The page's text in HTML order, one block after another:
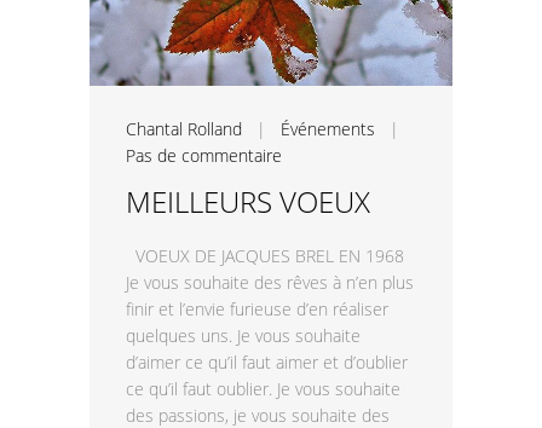
Chantal Rolland | Événements |
Pas de commentaire
MEILLEURS VOEUX
VOEUX DE JACQUES BREL EN 1968
Je vous souhaite des rêves à n’en plus
finir et l’envie furieuse d’en réaliser
quelques uns. Je vous souhaite
d’aimer ce qu’il faut aimer et d’oublier
ce qu’il faut oublier. Je vous souhaite
des passions, je vous souhaite des